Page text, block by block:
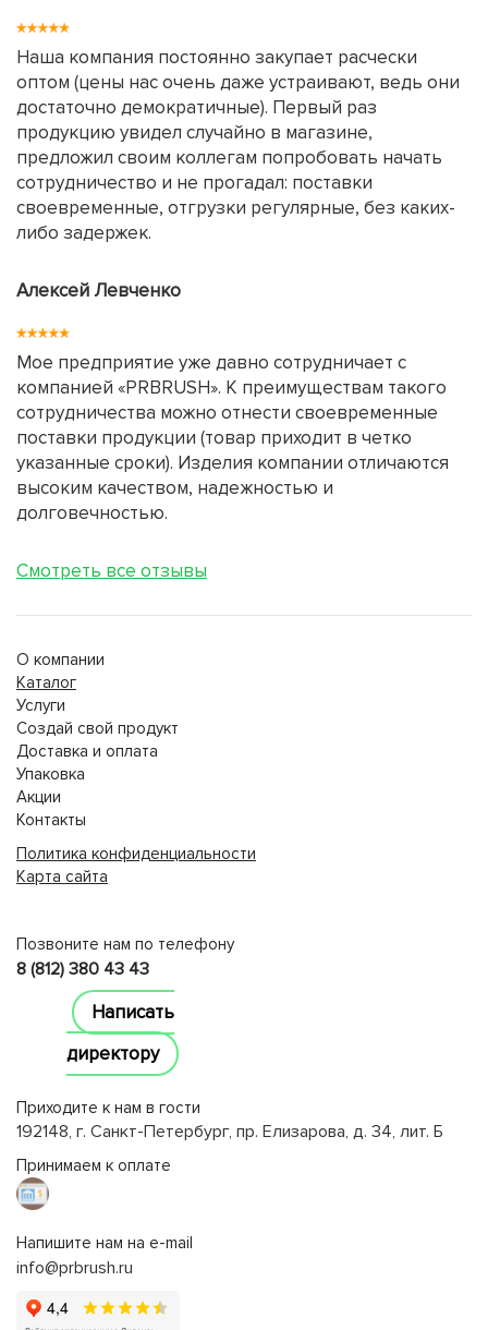
Наша компания постоянно закупает расчески
оптом (цены нас очень даже устраивают, ведь они
достаточно демократичные). Первый раз
продукцию увидел случайно в магазине,
предложил своим коллегам попробовать начать
сотрудничество и не прогадал: поставки
своевременные, отгрузки регулярные, без каких-
либо задержек.
Алексей Левченко
Мое предприятие уже давно сотрудничает с
компанией «PRBRUSH». К преимуществам такого
сотрудничества можно отнести своевременные
поставки продукции (товар приходит в четко
указанные сроки). Изделия компании отличаются
высоким качеством, надежностью и
долговечностью.
Смотреть все отзывы
О компании
Каталог
Услуги
Создай свой продукт
Доставка и оплата
Упаковка
Акции
Контакты
Политика конфиденциальности
Карта сайта
Позвоните нам по телефону
8 (812) 380 43 43
Написать
директору
Приходите к нам в гости
192148, г. Санкт-Петербург, пр. Елизарова, д. 34, лит. Б
Принимаем к оплате
Напишите нам на e-mail
info@prbrush.ru